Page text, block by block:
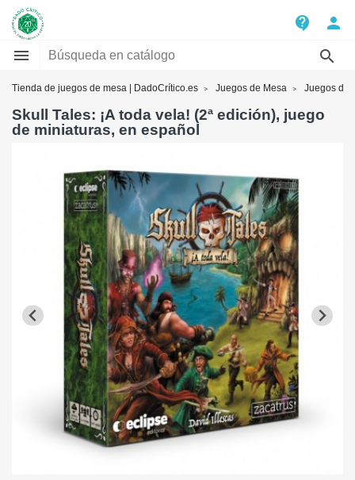
contact_support
person


Tienda de juegos de mesa | DadoCrítico.es Juegos de Mesa Juegos de
Skull Tales: ¡A toda vela! (2ª edición), juego
de miniaturas, en español